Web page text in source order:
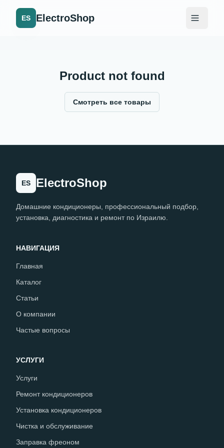
ES ElectroShop
Product not found
Смотреть все товары
ES ElectroShop
Домашние кондиционеры, профессиональный подбор,
установка, диагностика и ремонт по Израилю.
НАВИГАЦИЯ
Главная
Каталог
Статьи
О компании
Частые вопросы
УСЛУГИ
Услуги
Ремонт кондиционеров
Установка кондиционеров
Чистка и обслуживание
Заправка фреоном